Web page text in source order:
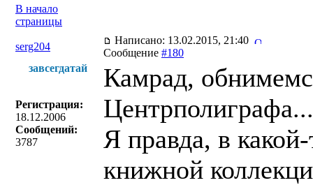
В начало
страницы
serg204
Написано: 13.02.2015, 21:40
Сообщение #180
завсегдатай
Регистрация:
18.12.2006
Сообщений:
3787
Камрад,
Я правда, в
книжной